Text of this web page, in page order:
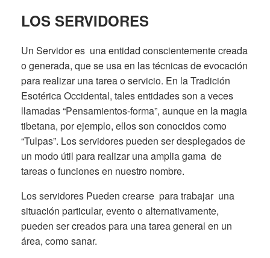
LOS SERVIDORES
Un Servidor es una entidad conscientemente creada
o generada, que se usa en las técnicas de evocación
para realizar una tarea o servicio. En la Tradición
Esotérica Occidental, tales entidades son a veces
llamadas “Pensamientos-forma”, aunque en la magia
tibetana, por ejemplo, ellos son conocidos como
“Tulpas”. Los servidores pueden ser desplegados de
un modo útil para realizar una amplia gama de
tareas o funciones en nuestro nombre.
Los servidores Pueden crearse para trabajar una
situación particular, evento o alternativamente,
pueden ser creados para una tarea general en un
área, como sanar.